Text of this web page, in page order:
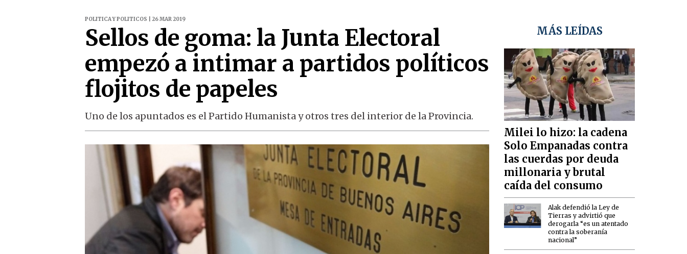
POLITICA Y POLITICOS | 26 MAR 2019
Sellos de goma: la Junta Electoral
empezó a intimar a partidos políticos
flojitos de papeles
Uno de los apuntados es el Partido Humanista y otros tres del interior de la Provincia.
MÁS LEÍDAS
Milei lo hizo: la cadena
Solo Empanadas contra
las cuerdas por deuda
millonaria y brutal
caída del consumo
Alak defendió la Ley de
Tierras y advirtió que
derogarla “es un atentado
contra la soberanía
nacional”